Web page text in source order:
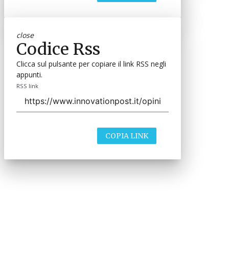
close
Codice Rss
Clicca sul pulsante per copiare il link RSS negli
appunti.
RSS link
COPIA LINK